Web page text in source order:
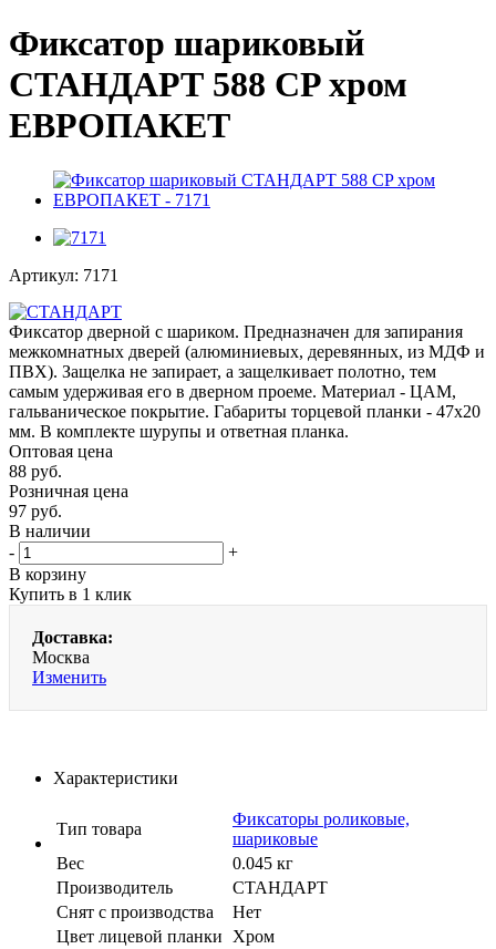
Фиксатор шариковый
СТАНДАРТ 588 CP хром
ЕВРОПАКЕТ
Артикул: 7171
Фиксатор дверной с шариком. Предназначен для запирания
межкомнатных дверей (алюминиевых, деревянных, из МДФ и
ПВХ). Защелка не запирает, а защелкивает полотно, тем
самым удерживая его в дверном проеме. Материал - ЦАМ,
гальваническое покрытие. Габариты торцевой планки - 47х20
мм. В комплекте шурупы и ответная планка.
Оптовая цена
88 руб.
Розничная цена
97 руб.
В наличии
-
+
В корзину
Купить в 1 клик
Доставка:
Москва
Изменить
Характеристики
Тип товара
Фиксаторы роликовые,
шариковые
Вес
0.045 кг
Производитель
СТАНДАРТ
Cнят с производства
Нет
Цвет лицевой планки
Хром